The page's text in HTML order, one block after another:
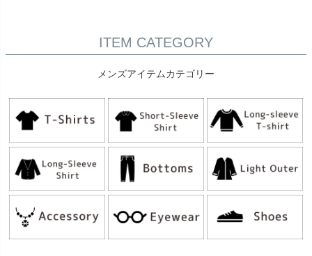
ITEM CATEGORY
メンズアイテムカテゴリー